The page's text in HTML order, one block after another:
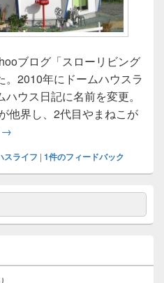
ブログ「スローリビング
。2010年にドームハウスラ
ウス日記に名前を変更。
他界し、2代目やまねこが
ドームハウス日記
→
スライフ | 1件のフィードバック